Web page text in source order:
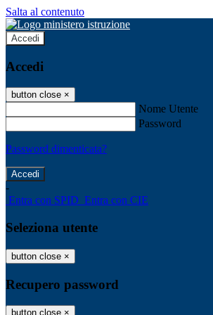
Salta al contenuto
Accedi
Accedi
button close ×
Nome Utente
Password
Password dimenticata?
-
Entra con SPID Entra con CIE
Seleziona utente
button close ×
Recupero password
button close ×